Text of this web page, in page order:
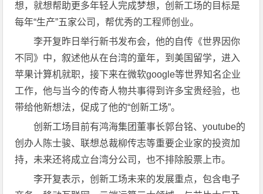
想，就想帮助更多年轻人完成梦想，创新工场的目标是
每年“生产”五家公司，帮优秀的工程师创业。
李开复昨日举行新书发布会，他的自传《世界因你
不同》中，叙述他从在台湾的童年，到美国留学，进入
苹果计算机就职，接下来在微软google等世界知名企业
工作，他与当今的传奇人物共事得到许多宝贵经验，也
带给他新想法，促成了他的“创新工场”。
创新工场目前有鸿海集团董事长郭台铭、youtube的
创办人陈士骏、联想总裁柳传志等重要企业家的投资加
持，未来还将成立台湾分公司，也不排除股票上市。
李开复表示，创新工场未来的发展重点，包含电子